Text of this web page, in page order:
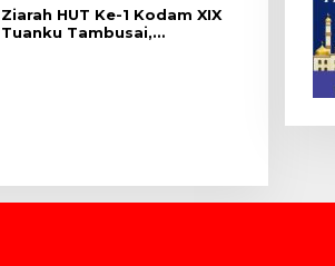
Ziarah HUT Ke-1 Kodam XIX
Tuanku Tambusai,